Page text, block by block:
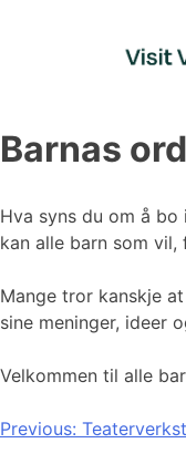
Barnas
Hva syns du om å
kan alle barn som
Mange tror kanskje
sine meninger, ideer
Velkommen til alle
Previous: